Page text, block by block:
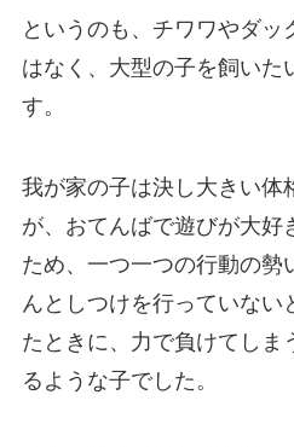
というのも、チワワやダッ
はなく、大型の子を飼いた
す。
我が家の子は決し大きい体
が、おてんばで遊びが大好
ため、一つ一つの行動の勢
んとしつけを行っていない
たときに、力で負けてしま
るような子でした。